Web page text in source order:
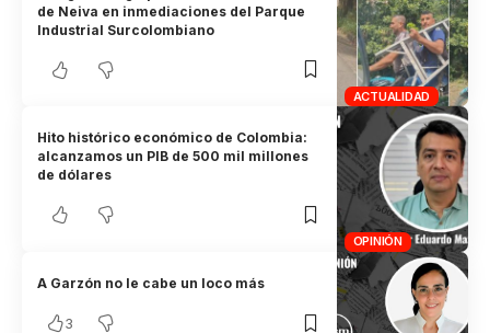
ACTUALIDAD
de Neiva en inmediaciones del Parque
Industrial Surcolombiano
OPINIÓN
Hito histórico económico de Colombia:
alcanzamos un PIB de 500 mil millones
de dólares
A Garzón no le cabe un loco más
3